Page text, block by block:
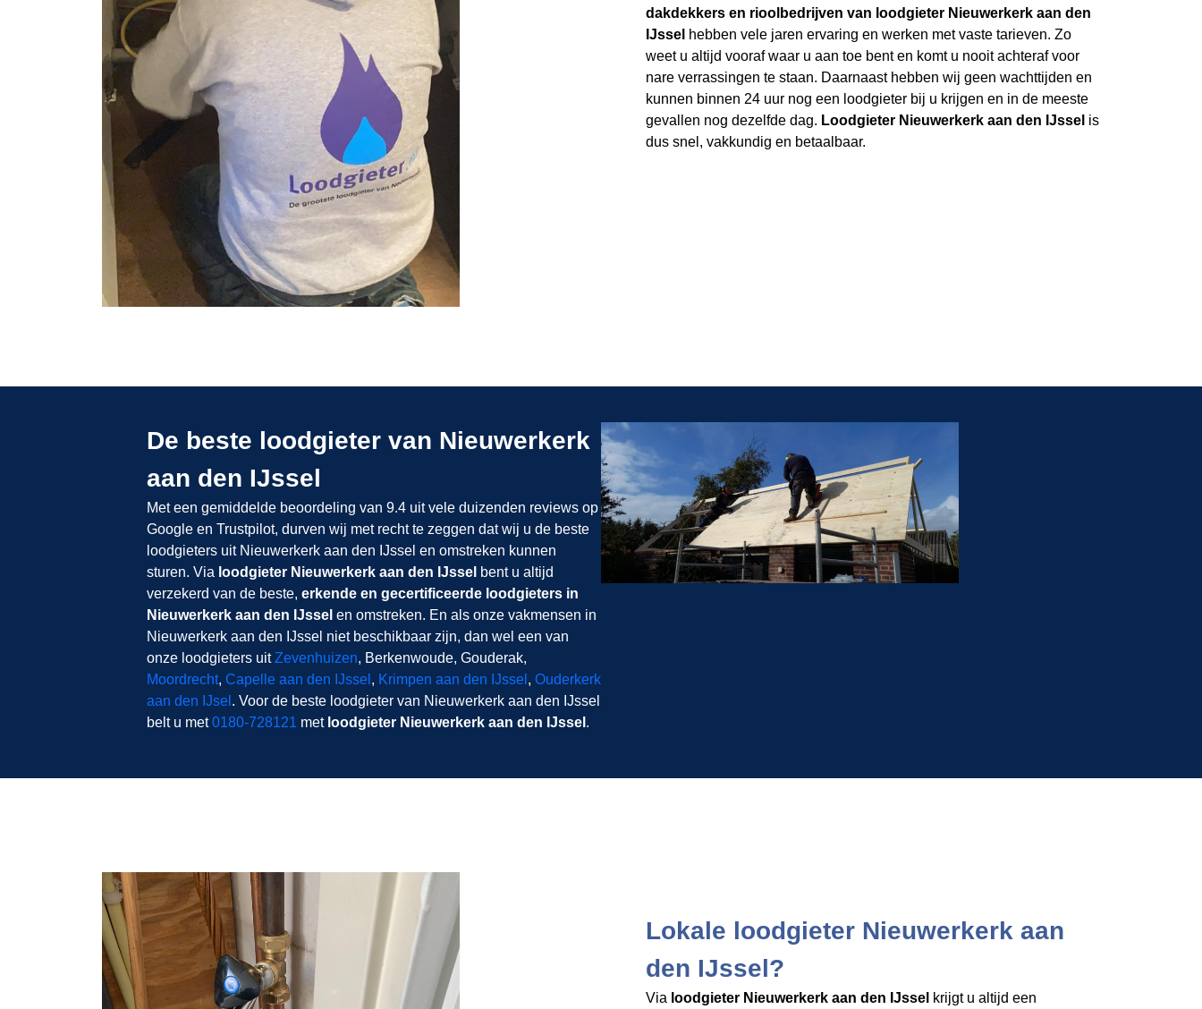
dakdekkers en rioolbedrijven van loodgieter Nieuwerkerk aan den
IJssel hebben vele jaren ervaring en werken met vaste tarieven. Zo
weet u altijd vooraf waar u aan toe bent en komt u nooit achteraf voor
nare verrassingen te staan. Daarnaast hebben wij geen wachttijden en
kunnen binnen 24 uur nog een loodgieter bij u krijgen en in de meeste
gevallen nog dezelfde dag. Loodgieter Nieuwerkerk aan den IJssel is
dus snel, vakkundig en betaalbaar.
De beste loodgieter van Nieuwerkerk
aan den IJssel
Met een gemiddelde beoordeling van 9.4 uit vele duizenden reviews op
Google en Trustpilot, durven wij met recht te zeggen dat wij u de beste
loodgieters uit Nieuwerkerk aan den IJssel en omstreken kunnen
sturen. Via loodgieter Nieuwerkerk aan den IJssel bent u altijd
verzekerd van de beste, erkende en gecertificeerde loodgieters in
Nieuwerkerk aan den IJssel en omstreken. En als onze vakmensen in
Nieuwerkerk aan den IJssel niet beschikbaar zijn, dan wel een van
onze loodgieters uitZevenhuizen, Berkenwoude, Gouderak,
Moordrecht, Capelle aan den IJssel , Krimpen aan den IJssel , Ouderkerk
aan den IJsel . Voor de beste loodgieter van Nieuwerkerk aan den IJssel
belt u met0180-728121 met loodgieter Nieuwerkerk aan den IJssel .
Lokale loodgieter Nieuwerkerk aan
den IJssel?
Via loodgieter Nieuwerkerk aan den IJssel krijgt u altijd een